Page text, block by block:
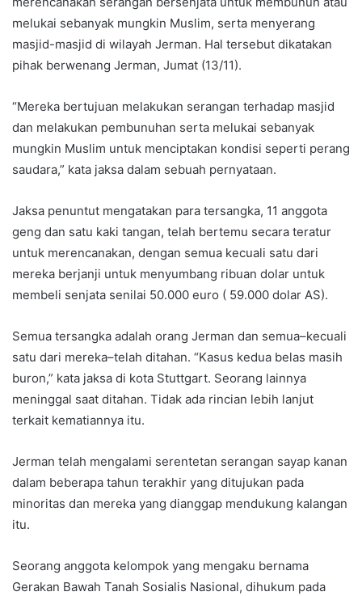
melukai sebanyak mungkin Muslim, serta menyerang
masjid-masjid di wilayah Jerman. Hal tersebut dikatakan
pihak berwenang Jerman, Jumat (13/11).
“Mereka bertujuan melakukan serangan terhadap masjid
dan melakukan pembunuhan serta melukai sebanyak
mungkin Muslim untuk menciptakan kondisi seperti perang
saudara,” kata jaksa dalam sebuah pernyataan.
Jaksa penuntut mengatakan para tersangka, 11 anggota
geng dan satu kaki tangan, telah bertemu secara teratur
untuk merencanakan, dengan semua kecuali satu dari
mereka berjanji untuk menyumbang ribuan dolar untuk
membeli senjata senilai 50.000 euro ( 59.000 dolar AS).
Semua tersangka adalah orang Jerman dan semua–kecuali
satu dari mereka–telah ditahan. “Kasus kedua belas masih
buron,” kata jaksa di kota Stuttgart. Seorang lainnya
meninggal saat ditahan. Tidak ada rincian lebih lanjut
terkait kematiannya itu.
Jerman telah mengalami serentetan serangan sayap kanan
dalam beberapa tahun terakhir yang ditujukan pada
minoritas dan mereka yang dianggap mendukung kalangan
itu.
Seorang anggota kelompok yang mengaku bernama
Gerakan Bawah Tanah Sosialis Nasional, dihukum pada